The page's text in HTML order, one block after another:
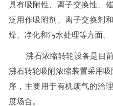
具有吸附性、离子交换性、
泛用作吸附剂、离子交换剂
燥、净化和污水处理等方面。
沸石浓缩转轮设备是目
沸石转轮吸附浓缩装置采用
序，主要用于有机废气的治
度场合。